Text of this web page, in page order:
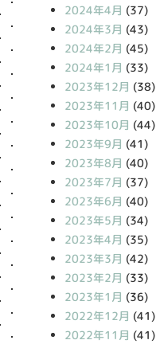
2024年4月 (37)
2024年3月 (43)
2024年2月 (45)
2024年1月 (33)
2023年12月 (38)
2023年11月 (40)
2023年10月 (44)
2023年9月 (41)
2023年8月 (40)
2023年7月 (37)
2023年6月 (40)
2023年5月 (34)
2023年4月 (35)
2023年3月 (42)
2023年2月 (33)
2023年1月 (36)
2022年12月 (41)
2022年11月 (41)